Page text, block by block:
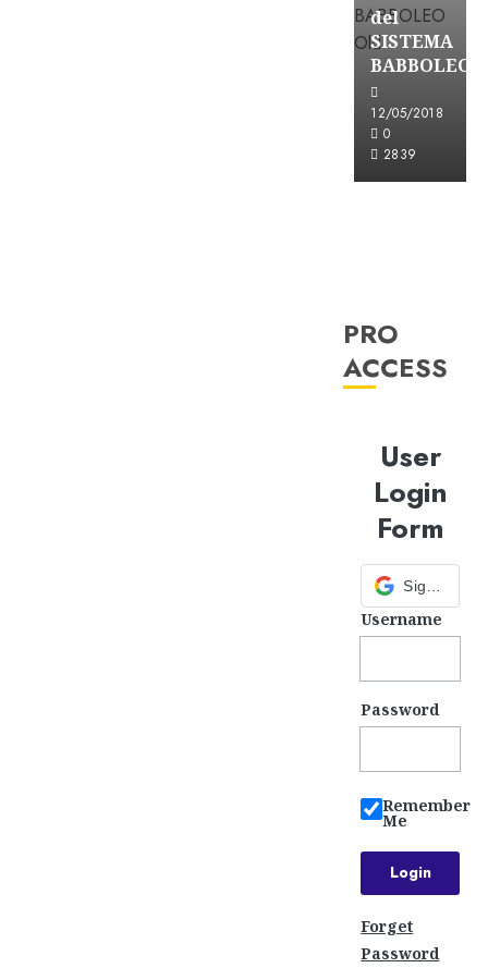
del
SISTEMA
BABBOLEO
12/05/2018
0
2839
PRO
ACCESS
User
Login
Form
Username
Password
Remember
Me
Forget
Password